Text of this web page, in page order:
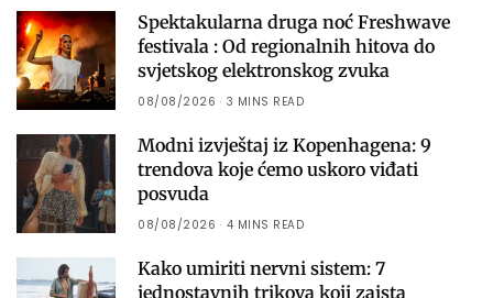
Spektakularna druga noć Freshwave
festivala : Od regionalnih hitova do
svjetskog elektronskog zvuka
08/08/2026 3 MINS READ
Modni izvještaj iz Kopenhagena: 9
trendova koje ćemo uskoro viđati
posvuda
08/08/2026 4 MINS READ
Kako umiriti nervni sistem: 7
jednostavnih trikova koji zaista